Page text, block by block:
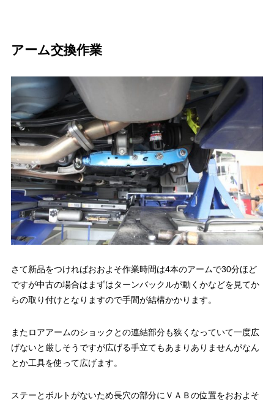
アーム交換作業
さて新品をつければおおよそ作業時間は4本のアームで30分ほど
ですが中古の場合はまずはターンバックルが動くかなどを見てか
らの取り付けとなりますので手間が結構かかります。
またロアアームのショックとの連結部分も狭くなっていて一度広
げないと厳しそうですが広げる手立てもあまりありませんがなん
とか工具を使って広げます。
ステーとボルトがないため長穴の部分にＶＡＢの位置をおおよそ